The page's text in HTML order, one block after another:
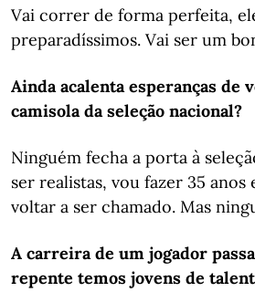
Vai correr de forma perfeita,
preparadíssimos. Vai ser um
Ainda acalenta esperanças de
camisola da seleção nacional?
Ninguém fecha a porta à
ser realistas, vou fazer 35
voltar a ser chamado. Mas
A carreira de um jogador
repente temos jovens de